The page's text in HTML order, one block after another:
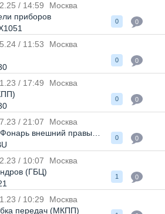
/ 14:59
Москва
приборов
0 0
/ 11:53
Москва
0 0
/ 17:49
Москва
0 0
/ 21:07
Москва
Фонарь внешний правый в сборе
0 0
/ 10:07
Москва
(ГБЦ)
1 0
/ 10:29
Москва
передач (МКПП)